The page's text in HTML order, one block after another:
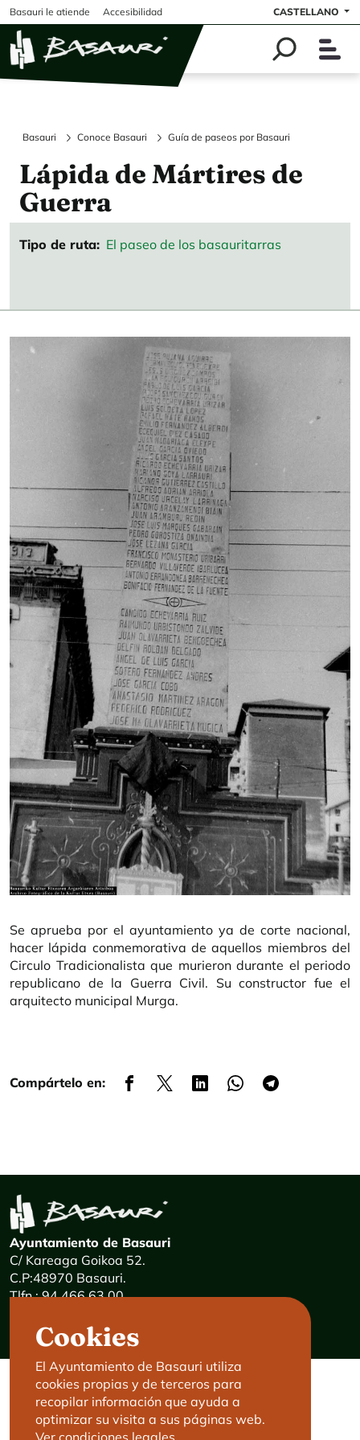
Pasar al contenido principal
Basauri le atiende Accesibilidad CASTELLANO
Basauri Conoce Basauri Guía de paseos por Basauri
Lápida de Mártires de
Guerra
Tipo de ruta El paseo de los basauritarras
Se aprueba por el ayuntamiento ya de corte nacional,
hacer lápida conmemorativa de aquellos miembros del
Circulo Tradicionalista que murieron durante el periodo
republicano de la Guerra Civil. Su constructor fue el
arquitecto municipal Murga.
Compártelo en:
Cookies
El Ayuntamiento de Basauri utiliza
cookies propias y de terceros para
recopilar información que ayuda a
optimizar su visita a sus páginas web.
Ver condiciones legales.
Ayuntamiento de Basauri
C/ Kareaga Goikoa 52.
C.P:48970 Basauri.
Tlfn.: 94 466 63 00
E-mail: haz@basauri.eus
CONTACTO
Basauri le atiende
LEGAL
Aviso legal